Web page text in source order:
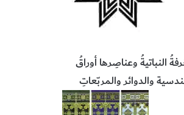
وعناصِرها أوراقُ
والدوائر والمربّعاتِ